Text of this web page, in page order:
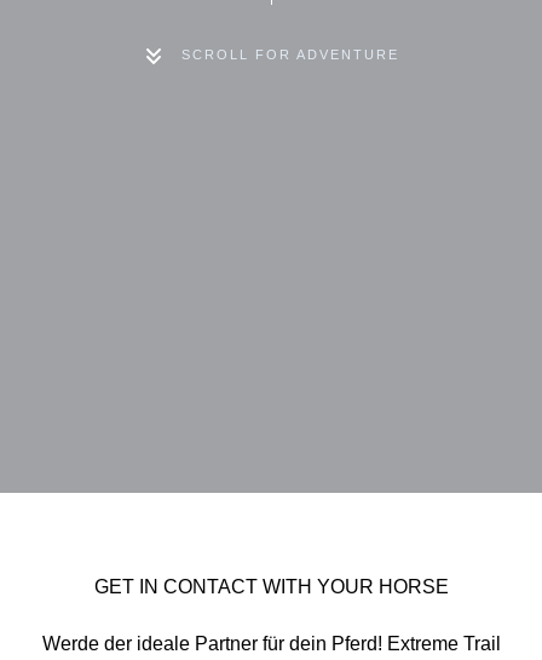
SCROLL FOR ADVENTURE
GET IN CONTACT WITH YOUR HORSE
Werde der ideale Partner für dein Pferd! Extreme Trail